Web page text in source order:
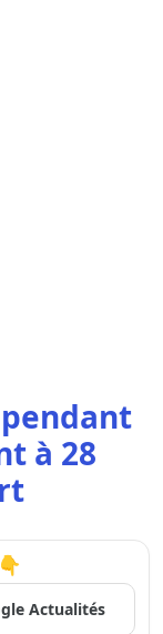
pendant
à 28
Actualités